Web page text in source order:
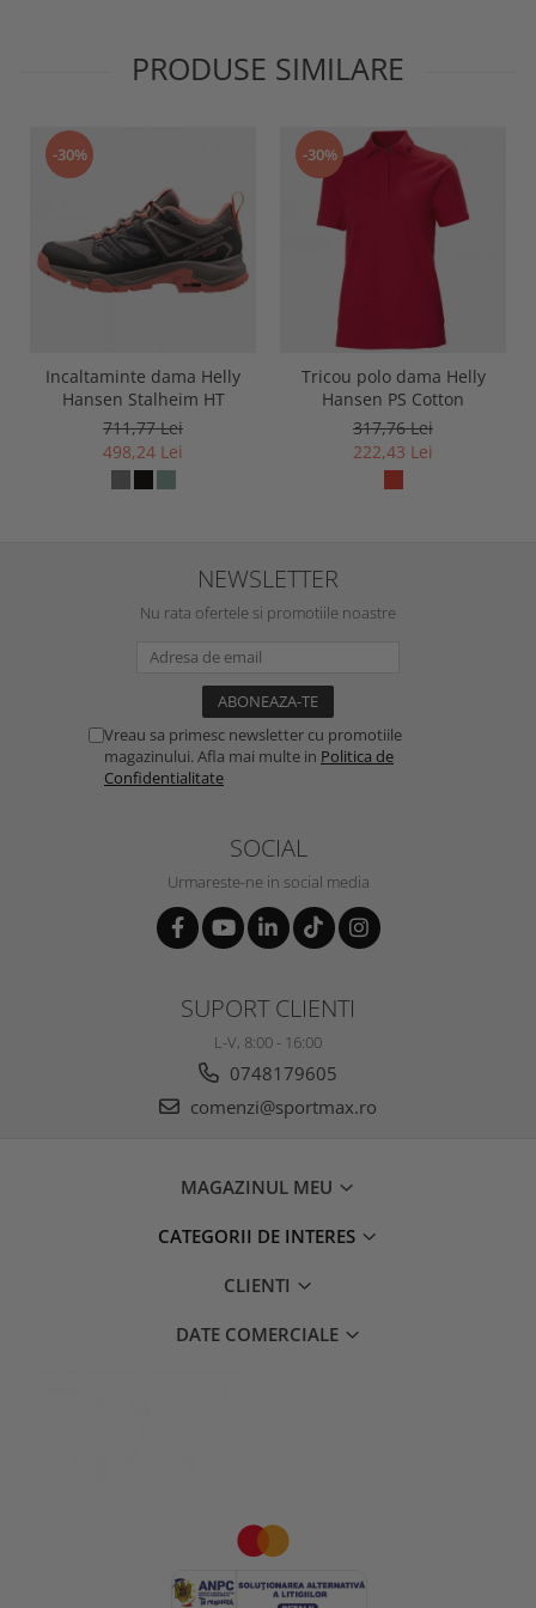
PRODUSE SIMILARE
-30%
Incaltaminte dama Helly
Hansen Stalheim HT
711,77 Lei
498,24 Lei
-30%
Tricou polo dama Helly
Hansen PS Cotton
317,76 Lei
222,43 Lei
NEWSLETTER
Nu rata ofertele si promotiile noastre
Vreau sa primesc newsletter cu promotiile
magazinului. Afla mai multe in Politica de
Confidentialitate
SOCIAL
Urmareste-ne in social media
SUPORT CLIENTI
L-V, 8:00 - 16:00
0748179605
comenzi@sportmax.ro
MAGAZINUL MEU
CATEGORII DE INTERES
CLIENTI
DATE COMERCIALE